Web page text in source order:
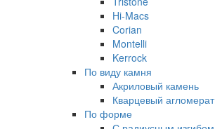
Hi-Macs
Corian
Montelli
Kerrock
По виду камня
Акриловый камень
Кварцевый агломерат
По форме